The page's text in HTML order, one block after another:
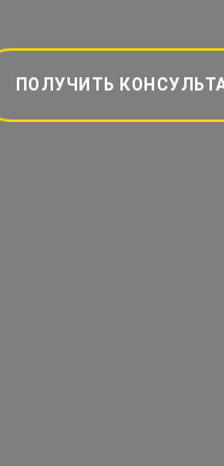
ПОЛУЧИТЬ